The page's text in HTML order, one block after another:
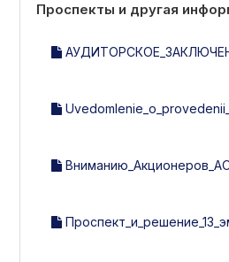
Проспекты и другая